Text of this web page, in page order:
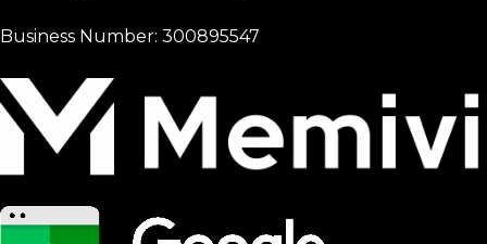
Business Number: 300895547